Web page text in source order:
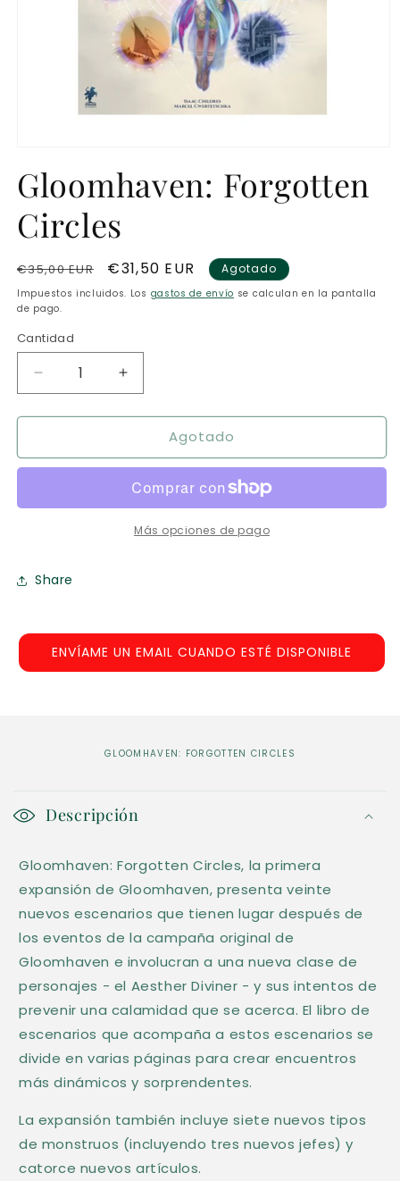
multimedia
1
una
ventana
Gloomhaven: Forgotten
Circles
Precio
habitual
€35,00 EUR
Precio
de
€31,50 EUR Agotado
Impuestos incluidos. Los gastos de envío se calculan en la pantalla
de pago.
Cantidad
Reducir
cantidad
para
Forgotten
Aumentar
cantidad
para
Gloomhaven:
Forgotten
Agotado
Más opciones de pago
Share
ENVÍAME UN EMAIL CUANDO ESTÉ DISPONIBLE
GLOOMHAVEN: FORGOTTEN CIRCLES
o
t
e
n
i
d
o
d
e
s
p
l
e
Descripción
Gloomhaven: Forgotten Circles, la primera
expansión de Gloomhaven, presenta veinte
nuevos escenarios que tienen lugar después de
los eventos de la campaña original de
Gloomhaven e involucran a una nueva clase de
personajes - el Aesther Diviner - y sus intentos de
prevenir una calamidad que se acerca. El libro de
escenarios que acompaña a estos escenarios se
divide en varias páginas para crear encuentros
más dinámicos y sorprendentes.
La expansión también incluye siete nuevos tipos
de monstruos (incluyendo tres nuevos jefes) y
catorce nuevos artículos.